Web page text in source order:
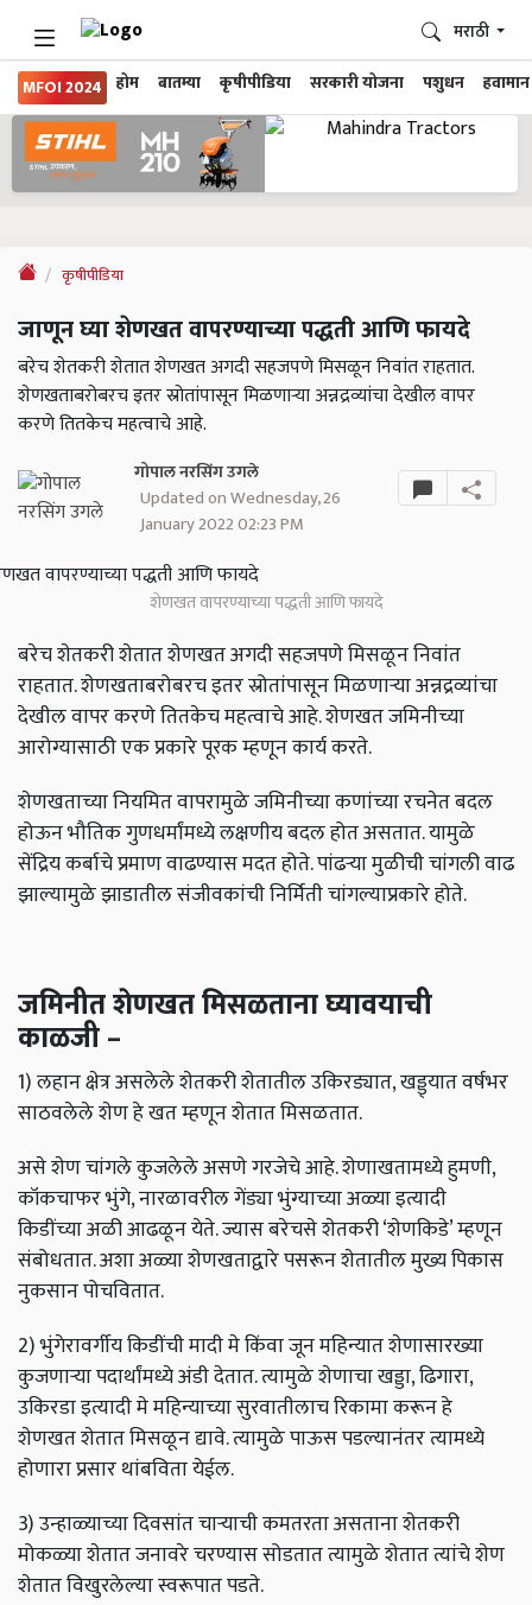
MFOI 2024 होम बातम्या कृषीपीडिया सरकारी योजना पशुधन हवामान
मराठी
कृषीपीडिया
जाणून घ्या शेणखत वापरण्याच्या पद्धती आणि फायदे
बरेच शेतकरी शेतात शेणखत अगदी सहजपणे मिसळून निवांत राहतात.
शेणखताबरोबरच इतर स्रोतांपासून मिळणाऱ्या अन्नद्रव्यांचा देखील वापर
करणे तितकेच महत्वाचे आहे.
गोपाल नरसिंग उगले
Updated on Wednesday, 26
January 2022 02:23 PM
शेणखत वापरण्याच्या पद्धती आणि फायदे
बरेच शेतकरी शेतात शेणखत अगदी सहजपणे मिसळून निवांत
राहतात. शेणखताबरोबरच इतर स्रोतांपासून मिळणाऱ्या अन्नद्रव्यांचा
देखील वापर करणे तितकेच महत्वाचे आहे. शेणखत जमिनीच्या
आरोग्यासाठी एक प्रकारे पूरक म्हणून कार्य करते.
शेणखताच्या नियमित वापरामुळे जमिनीच्या कणांच्या रचनेत बदल
होऊन भौतिक गुणधर्मांमध्ये लक्षणीय बदल होत असतात. यामुळे
सेंद्रिय कर्बाचे प्रमाण वाढण्यास मदत होते. पांढऱ्या मुळीची चांगली वाढ
झाल्यामुळे झाडातील संजीवकांची निर्मिती चांगल्याप्रकारे होते.
जमिनीत शेणखत मिसळताना घ्यावयाची
काळजी –
1) लहान क्षेत्र असलेले शेतकरी शेतातील उकिरड्यात, खड्ड्यात वर्षभर
साठवलेले शेण हे खत म्हणून शेतात मिसळतात.
असे शेण चांगले कुजलेले असणे गरजेचे आहे. शेणाखतामध्ये हुमणी,
कॉकचाफर भुंगे, नारळावरील गेंड्या भुंग्याच्या अळ्या इत्यादी
किडींच्या अळी आढळून येते. ज्यास बरेचसे शेतकरी ‘शेणकिडे’ म्हणून
संबोधतात. अशा अळ्या शेणखताद्वारे पसरून शेतातील मुख्य पिकास
नुकसान पोचवितात.
2) भुंगेरावर्गीय किडींची मादी मे किंवा जून महिन्यात शेणासारख्या
कुजणाऱ्या पदार्थांमध्ये अंडी देतात. त्यामुळे शेणाचा खड्डा, ढिगारा,
उकिरडा इत्यादी मे महिन्याच्या सुरवातीलाच रिकामा करून हे
शेणखत शेतात मिसळून द्यावे. त्यामुळे पाऊस पडल्यानंतर त्यामध्ये
होणारा प्रसार थांबविता येईल.
3) उन्हाळ्याच्या दिवसांत चाऱ्याची कमतरता असताना शेतकरी
मोकळ्या शेतात जनावरे चरण्यास सोडतात त्यामुळे शेतात त्यांचे शेण
शेतात विखुरलेल्या स्वरूपात पडते.